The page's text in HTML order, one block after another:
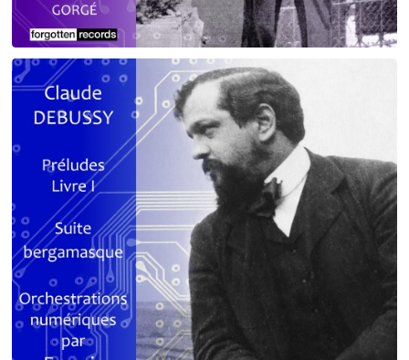
Debussy - Schmitt - Ravel
orchestrations numériques par Francis Gorgé